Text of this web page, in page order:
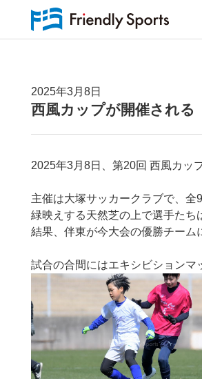
2025年3月8日
西風カップが開催される
2025年3月8日、第20回 西風カッ
主催は大塚サッカークラブで、全
緑映えする天然芝の上で選手たち
結果、伴東が今大会の優勝チーム
試合の合間にはエキシビションマ